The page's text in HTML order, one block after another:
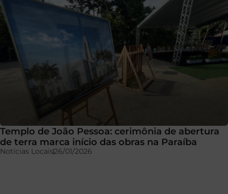
Templo de João Pessoa: cerimônia de abertura
de terra marca início das obras na Paraíba
Notícias Locais26/01/2026